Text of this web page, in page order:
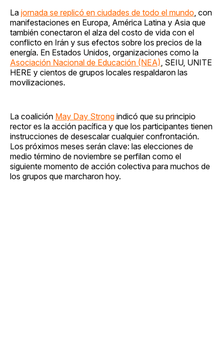
La jornada se replicó en ciudades de todo el mundo , con
manifestaciones en Europa, América Latina y Asia que
también conectaron el alza del costo de vida con el
conflicto en Irán y sus efectos sobre los precios de la
energía. En Estados Unidos, organizaciones como la
Asociación Nacional de Educación (NEA) , SEIU, UNITE
HERE y cientos de grupos locales respaldaron las
movilizaciones.
La coalición May Day Strong indicó que su principio
rector es la acción pacífica y que los participantes tienen
instrucciones de desescalar cualquier confrontación.
Los próximos meses serán clave: las elecciones de
medio término de noviembre se perfilan como el
siguiente momento de acción colectiva para muchos de
los grupos que marcharon hoy.